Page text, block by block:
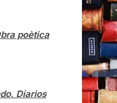
poètica
Diarios